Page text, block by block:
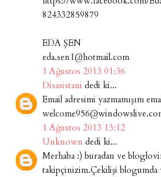
824332859879
EDA ŞEN
eda.sen1@hotmail.com
1 Ağustos 2013 01:36
Disasistani dedi ki...
Email adresimi yazmamışım
1 Ağustos 2013 13:12
Unknown dedi ki...
Merhaba :) buradan ve
takipçinizim.Çekilişi blogumda